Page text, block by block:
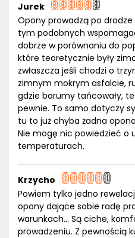
Jurek
Opony prowadzą po
tym podobnych
dobrze w porównaniu do
które teoretycznie były
zwłaszcza jeśli chodzi o
zimnym mokrym asfalcie,
gdzie barumy tańcowały,
pewnie. To samo dotyczy
tu to już chyba żadna
Nie mogę nic powiedzieć o
temperaturach.
Krzycho
Powiem tylko jedno
opony dające sobie radę
warunkach... Są ciche,
prowadzeniu. Z pewnością